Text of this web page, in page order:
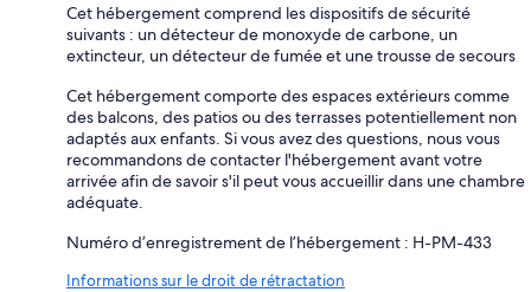
Cet hébergement comprend les dispositifs de sécurité
suivants : un détecteur de monoxyde de carbone, un
extincteur, un détecteur de fumée et une trousse de secours
Cet hébergement comporte des espaces extérieurs comme
des balcons, des patios ou des terrasses potentiellement non
adaptés aux enfants. Si vous avez des questions, nous vous
recommandons de contacter l'hébergement avant votre
arrivée afin de savoir s'il peut vous accueillir dans une chambre
adéquate.
Numéro d’enregistrement de l’hébergement : H-PM-433
Informations sur le droit de rétractation